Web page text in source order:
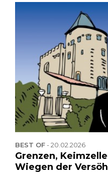
BEST OF-20.02.2026
Grenzen,
Wiegen der